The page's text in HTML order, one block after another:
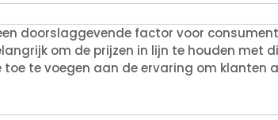
doorslaggevende factor voor
om de prijzen in lijn te houden met
te voegen aan de ervaring om klanten